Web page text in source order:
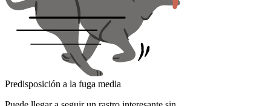
Predisposición a la fuga media